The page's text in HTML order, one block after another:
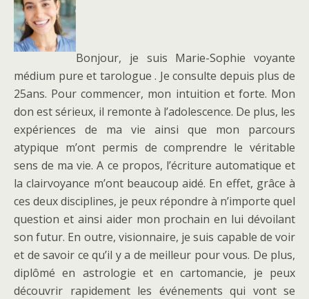
Bonjour, je suis Marie-Sophie voyante
médium pure et tarologue . Je consulte depuis plus de
25ans. Pour commencer, mon intuition et forte. Mon
don est sérieux, il remonte à l’adolescence. De plus, les
expériences de ma vie ainsi que mon parcours
atypique m’ont permis de comprendre le véritable
sens de ma vie. A ce propos, l’écriture automatique et
la clairvoyance m’ont beaucoup aidé. En effet, grâce à
ces deux disciplines, je peux répondre à n’importe quel
question et ainsi aider mon prochain en lui dévoilant
son futur. En outre, visionnaire, je suis capable de voir
et de savoir ce qu’il y a de meilleur pour vous. De plus,
diplômé en astrologie et en cartomancie, je peux
découvrir rapidement les événements qui vont se